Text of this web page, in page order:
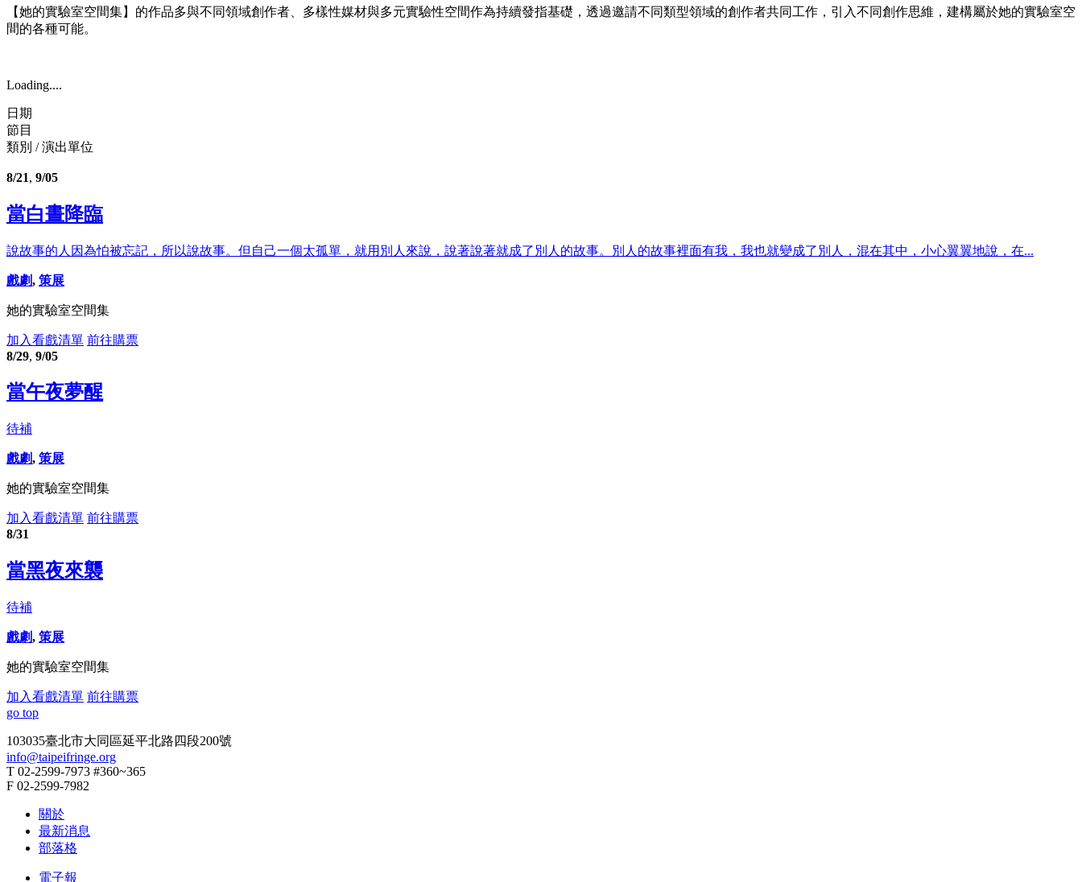
​【她的實驗室空間集】的作品多與不同領域創作者、多樣性媒材與多元實驗性空間作為持續發指基礎，透過邀請不同類型領域的創作者共同工作，引入不同創作思維，建構屬於她的實驗室空
間的各種可能。
Loading....
日期
節目
類別 / 演出單位
8/21, 9/05
當白晝降臨
說故事的人因為怕被忘記，所以說故事。但自己一個太孤單，就用別人來說，說著說著就成了別人的故事。別人的故事裡面有我，我也就變成了別人，混在其中，小心翼翼地說，在...
戲劇, 策展
她的實驗室空間集
加入看戲清單 前往購票
8/29, 9/05
當午夜夢醒
待補
戲劇, 策展
她的實驗室空間集
加入看戲清單 前往購票
8/31
當黑夜來襲
待補
戲劇, 策展
她的實驗室空間集
加入看戲清單 前往購票
go top
103035臺北市大同區延平北路四段200號
info@taipeifringe.org
T 02-2599-7973 #360~365
F 02-2599-7982
關於
最新消息
部落格
電子報